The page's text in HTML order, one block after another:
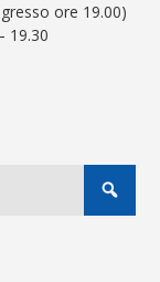
ore 19.00)
19.30